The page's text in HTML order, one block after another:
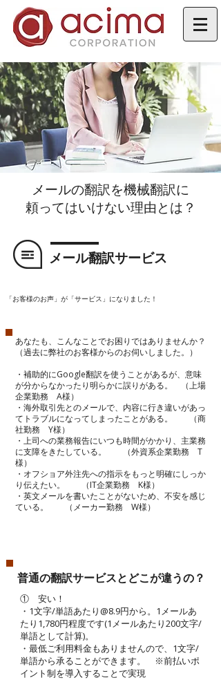
​メールの翻訳を機械翻訳に
頼ってはいけない理由とは？​
メール翻訳サービス
​「お客様のお声」が「サービス」になりました！
あなたも、こんなことでお困りではありませんか？
（過去に弊社のお客様からのお伺いしました。）
・補助的にGoogle翻訳を使うことがあるが、意味
が分からなかったり明らかに誤りがある。 （上場
企業勤務 A様）
・海外取引先とのメールで、内容に行き違いがあっ
てトラブルになってしまったことがある。 （商
社勤務 Y様）
・上司への業務報告にいつも時間がかかり、主業務
に支障をきたしている。 （外資系企業勤務 T
様）
・オフショア外注先への指示をもっと明確にしっか
り伝えたい。 （IT企業勤務 K様）
・英文メールを書いたことがないため、不安を感じ
ている。 （メーカー勤務 W様）
普通の翻訳サービスとどこが違うの？​
① 安い！
・1文字/単語あたり@8.9円から。1メールあ
たり1,780円程度です(1メールあたり200文字/
単語として計算)。
・最低ご利用料金もありませんので、1文字/
単語から承ることができます。 ※前払いポ
イント制を導入することで実現